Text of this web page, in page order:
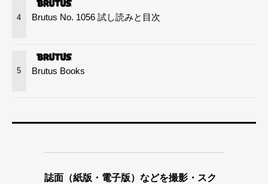
4 Brutus No. 1056 試し読みと目次
5 Brutus Books
誌面（紙版・電子版）などを撮影・スク